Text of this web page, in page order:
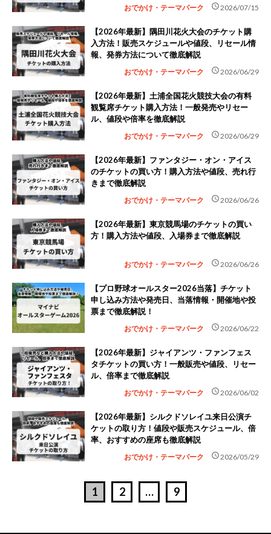
おでかけ・テーマパーク schedule2026/07/15
【2026年最新】隅田川花火大会のチケット購
入方法！販売スケジュールや値段、リセール情
報、発券方法について徹底解説
おでかけ・テーマパーク schedule2026/06/29
【2026年最新】土浦全国花火競技大会の有料
観覧席チケット購入方法！一般発売やリセー
ル、値段や倍率を徹底解説
おでかけ・テーマパーク schedule2026/06/29
【2026年最新】ファンタジー・オン・アイス
のチケットの買い方！購入方法や値段、売れ行
きまで徹底解説
おでかけ・テーマパーク schedule2026/06/26
【2026年最新】東京競馬場のチケットの買い
方！購入方法や値段、入場券まで徹底解説
おでかけ・テーマパーク schedule2026/06/26
【プロ野球オールスター2026当落】チケット
申し込み方法や発売日、当落情報・開催地や投
票まで徹底解説！
おでかけ・テーマパーク schedule2026/06/22
【2026年最新】ジャイアンツ・ファンフェス
タチケットの買い方！一般販売や値段、リセー
ル、倍率まで徹底解説
おでかけ・テーマパーク schedule2026/06/02
【2026年最新】シルクドソレイユ来日公演チ
ケットの取り方！値段や販売スケジュール、倍
率、おすすめの座席も徹底解説
おでかけ・テーマパーク schedule2026/05/29
1 2 … 9